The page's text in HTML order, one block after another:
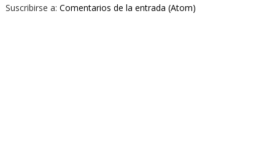
Suscribirse a: Comentarios de la entrada (Atom)